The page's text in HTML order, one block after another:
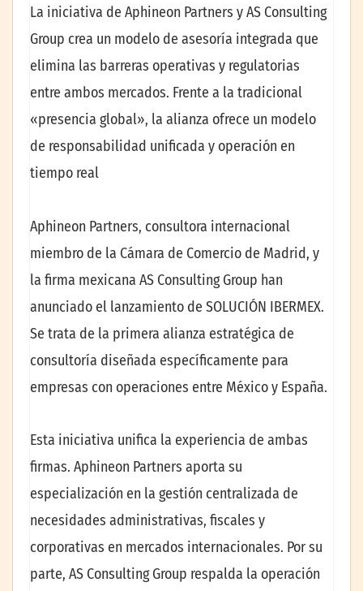
La iniciativa de Aphineon Partners y AS Consulting
Group crea un modelo de asesoría integrada que
elimina las barreras operativas y regulatorias
entre ambos mercados. Frente a la tradicional
«presencia global», la alianza ofrece un modelo
de responsabilidad unificada y operación en
tiempo real
Aphineon Partners, consultora internacional
miembro de la Cámara de Comercio de Madrid, y
la firma mexicana AS Consulting Group han
anunciado el lanzamiento de SOLUCIÓN IBERMEX.
Se trata de la primera alianza estratégica de
consultoría diseñada específicamente para
empresas con operaciones entre México y España.
Esta iniciativa unifica la experiencia de ambas
firmas. Aphineon Partners aporta su
especialización en la gestión centralizada de
necesidades administrativas, fiscales y
corporativas en mercados internacionales. Por su
parte, AS Consulting Group respalda la operación